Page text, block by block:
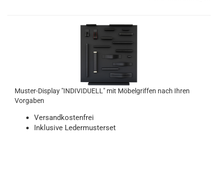
Muster-Display "INDIVIDUELL" mit Möbelgriffen nach Ihren
Vorgaben
Versandkostenfrei
Inklusive Ledermusterset